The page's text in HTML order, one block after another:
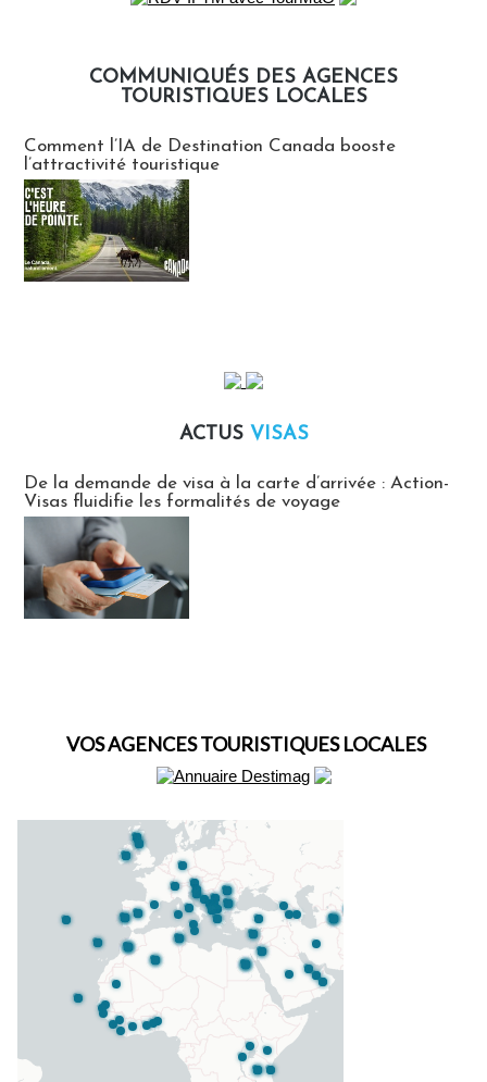
COMMUNIQUÉS DES AGENCES
TOURISTIQUES LOCALES
Comment l’IA de Destination Canada booste
l’attractivité touristique
ACTUS VISAS
De la demande de visa à la carte d’arrivée : Action-
Visas fluidifie les formalités de voyage
VOS AGENCES TOURISTIQUES LOCALES